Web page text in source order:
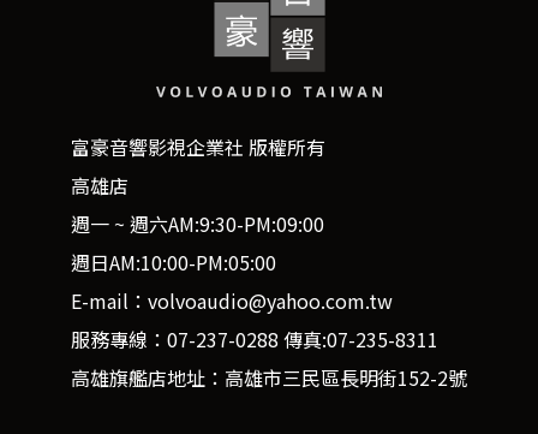
富豪音響影視企業社 版權所有
高雄店
週一 ~ 週六AM:9:30-PM:09:00
週日AM:10:00-PM:05:00
E-mail：volvoaudio@yahoo.com.tw
服務專線：07-237-0288 傳真:07-235-8311
高雄旗艦店地址：高雄市三民區長明街152-2號